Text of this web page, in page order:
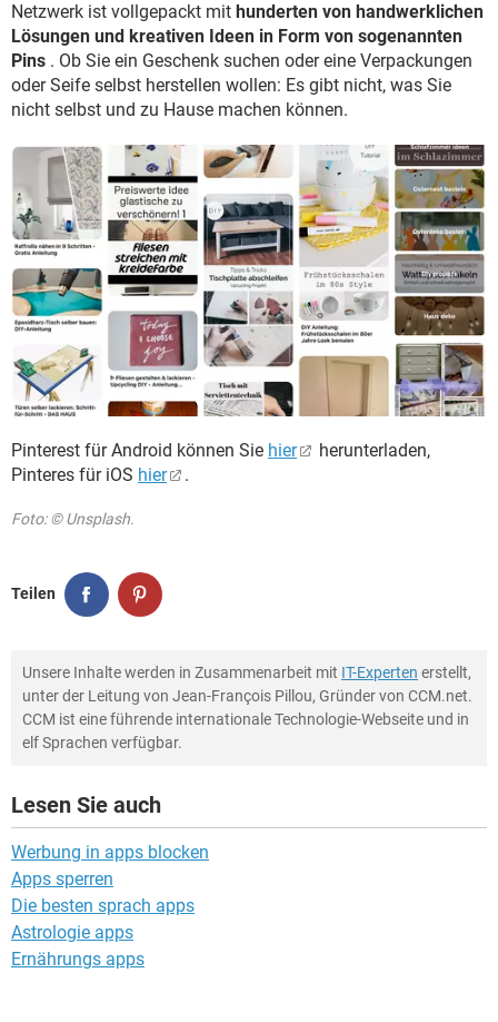
Netzwerk ist vollgepackt mit hunderten von handwerklichen
Lösungen und kreativen Ideen in Form von sogenannten
Pins . Ob Sie ein Geschenk suchen oder eine Verpackungen
oder Seife selbst herstellen wollen: Es gibt nicht, was Sie
nicht selbst und zu Hause machen können.
Pinterest für Android können Sie hier
herunterladen,
Pinteres für iOS hier .
Foto: © Unsplash.
Teilen
Unsere Inhalte werden in Zusammenarbeit mit IT-Experten erstellt,
unter der Leitung von Jean-François Pillou, Gründer von CCM.net.
CCM ist eine führende internationale Technologie-Webseite und in
elf Sprachen verfügbar.
Lesen Sie auch
Werbung in apps blocken
Apps sperren
Die besten sprach apps
Astrologie apps
Ernährungs apps